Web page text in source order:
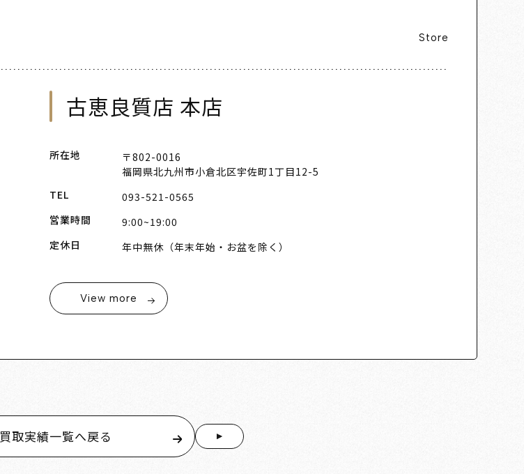
Store
古恵良質店 本店
所在地
〒802-0016
福岡県北九州市小倉北区宇佐町1丁目12-5
TEL
093-521-0565
営業時間
9:00~19:00
定休日
年中無休（年末年始・お盆を除く）
View more
買取実績一覧へ戻る